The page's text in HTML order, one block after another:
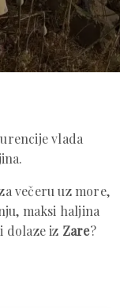
vlada
večeru uz more,
maksi haljina
dolaze iz Zare?